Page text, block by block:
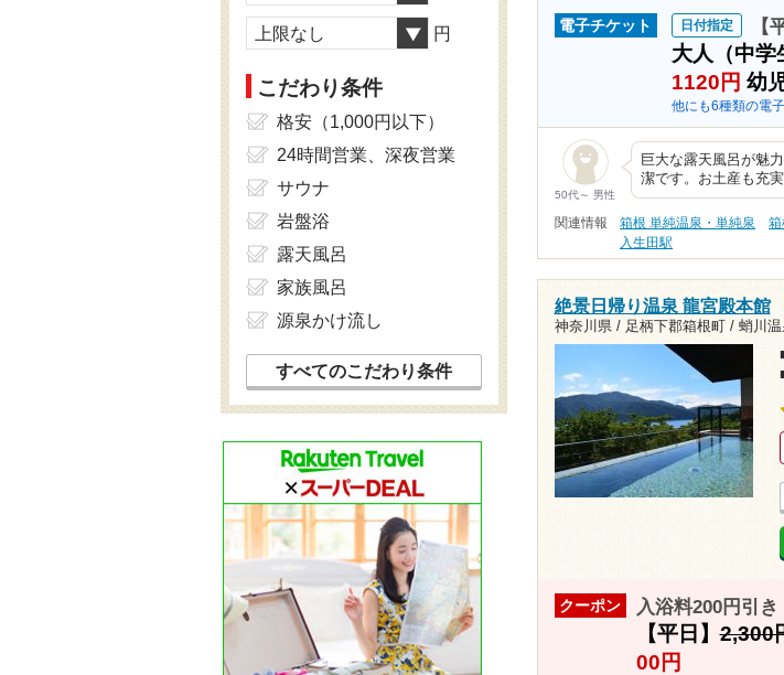
電子チケット 日付指定 【
大人（中
1120円 幼
他にも6種類の電
50代～ 男性
巨大な露天風呂が魅
潔です。お土産も充
関連情報 箱根 単純温泉・単純泉 箱
入生田駅
絶景日帰り温泉 龍宮殿本館
神奈川県 / 足柄下郡箱根町 / 蛸川
クーポン 入浴料200円引き
【平日】2,300
00円
上限なし 円
こだわり条件
格安（1,000円以下）
24時間営業、深夜営業
サウナ
岩盤浴
露天風呂
家族風呂
源泉かけ流し
すべてのこだわり条件